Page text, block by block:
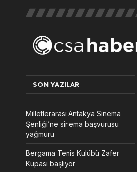
SON YAZILAR
Milletlerarası Antakya Sinema
Şenliği’ne sinema başvurusu
yağmuru
Bergama Tenis Kulübü Zafer
Kupası başlıyor